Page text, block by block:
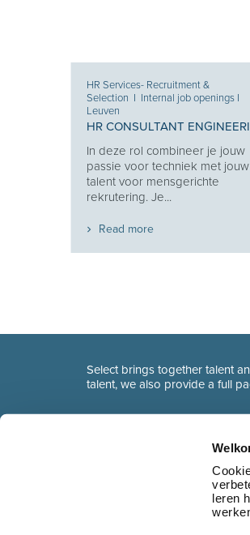
leren
HR Services- Recruitment &
Selection I Internal job openings I
Leuven
HR CONSULTANT
In deze rol combineer je jouw
passie voor techniek met jouw
talent voor mensgerichte
rekrutering. Je...
Read more
Select brings together talent
talent, we also provide a full